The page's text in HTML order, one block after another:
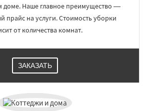
доме. Наше главное преимущество —
прайс на услуги. Стоимость уборки
от количества комнат.
ЗАКАЗАТЬ